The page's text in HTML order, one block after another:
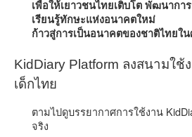
เพื่อให้เยาวชนไทยเติบโต พัฒนากา
เรียนรู้ทักษะแห่งอนาคตใหม่
ก้าวสู่การเป็นอนาคตของชาติไทยใ
KidDiary Platform ลงสนามใช้
เด็กไทย
ตามไปดูบรรยากาศการใช้งาน
จริง